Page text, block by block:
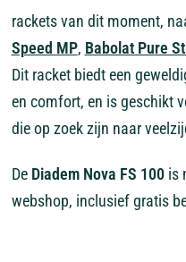
rackets van dit moment,
Speed MP, Babolat Pure
Dit racket biedt een
en comfort, en is geschikt
die op zoek zijn naar
De Diadem Nova FS 100is
webshop, inclusief gratis